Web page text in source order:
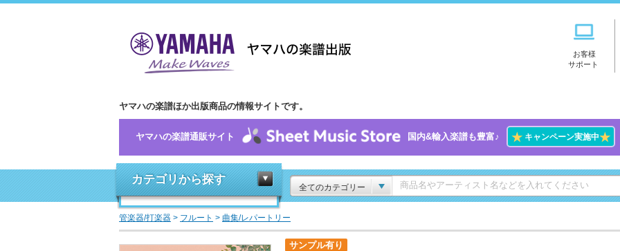
お客様
サポート
ヤマハの楽譜ほか出版商品の情報サイトです。
ヤマハの楽譜通販サイト 国内&輸入楽譜も豊富♪ ★キャンペーン実施中★
カテゴリから探す
全てのカテゴリー
管楽器/打楽器 > フルート > 曲集/レパートリー
サンプル有り